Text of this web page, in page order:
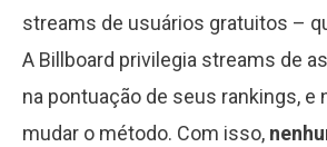
streams de usuários gratuitos –
A Billboard privilegia streams de
na pontuação de seus rankings, e
mudar o método. Com isso,